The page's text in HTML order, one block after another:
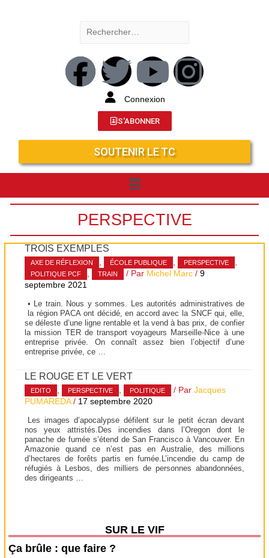
Connexion
S'ABONNER
SOUTENIR LE TC
PERSPECTIVE
TROIS EXEMPLES
AXE DE RÉFLEXION , ÉCOLE PUBLIQUE , PERSPECTIVE ,
POLITIQUE PCF , TRAIN / Par Michel Marc /9
septembre 2021
• Le train. Nous y sommes. Les autorités administratives de
la région PACA ont décidé, en accord avec la SNCF qui, elle,
se déleste d’une ligne rentable et la vend à bas prix, de confier
la mission TER de transport voyageurs Marseille-Nice à une
entreprise privée. On connaît assez bien l’objectif d’une
entreprise privée, ce …
LE ROUGE ET LE VERT
EDITO PERSPECTIVE POLITIQUE / ParJacques
PUMAREDA / 17 septembre 2020
Les images d’apocalypse défilent sur le petit écran devant
nos yeux attristés.Des incendies dans l’Oregon dont le
panache de fumée s’étend de San Francisco à Vancouver. En
Amazonie quand ce n’est pas en Australie, des millions
d’hectares de forêts partis en fumée.L’incendie du camp de
réfugiés à Lesbos, des milliers de personnes abandonnées,
des dirigeants …
SUR LE VIF
Ça brûle : que faire ?